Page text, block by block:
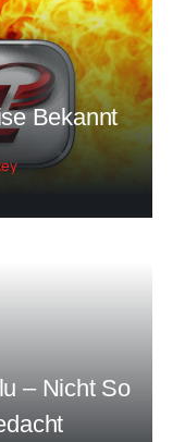
Bekannt
– Nicht So